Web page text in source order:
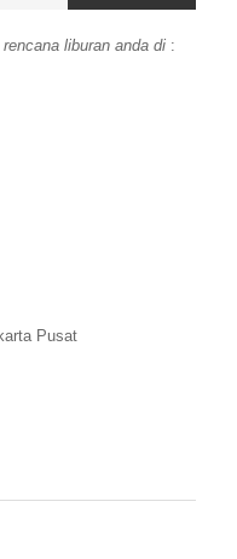
liburan anda di :
Pusat